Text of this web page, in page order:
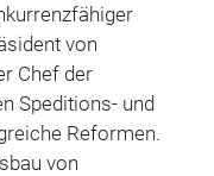
von
Chef der
Speditions- und
Reformen.
von